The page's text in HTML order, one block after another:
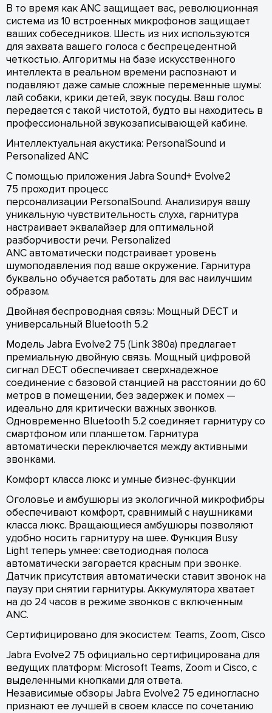
В то время как ANC защищает вас, революционная
система из 10 встроенных микрофонов защищает
ваших собеседников. Шесть из них используются
для захвата вашего голоса с беспрецедентной
четкостью. Алгоритмы на базе искусственного
интеллекта в реальном времени распознают и
подавляют даже самые сложные переменные шумы:
лай собаки, крики детей, звук посуды. Ваш голос
передается с такой чистотой, будто вы находитесь в
профессиональной звукозаписывающей кабине.
Интеллектуальная акустика: PersonalSound и
Personalized ANC
С помощью приложения Jabra Sound+ Evolve2
75 проходит процесс
персонализации PersonalSound. Анализируя вашу
уникальную чувствительность слуха, гарнитура
настраивает эквалайзер для оптимальной
разборчивости речи. Personalized
ANC автоматически подстраивает уровень
шумоподавления под ваше окружение. Гарнитура
буквально обучается работать для вас наилучшим
образом.
Двойная беспроводная связь: Мощный DECT и
универсальный Bluetooth 5.2
Модель Jabra Evolve2 75 (Link 380a) предлагает
премиальную двойную связь. Мощный цифровой
сигнал DECT обеспечивает сверхнадежное
соединение с базовой станцией на расстоянии до 60
метров в помещении, без задержек и помех —
идеально для критически важных звонков.
Одновременно Bluetooth 5.2 соединяет гарнитуру со
смартфоном или планшетом. Гарнитура
автоматически переключается между активными
звонками.
Комфорт класса люкс и умные бизнес-функции
Оголовье и амбушюры из экологичной микрофибры
обеспечивают комфорт, сравнимый с наушниками
класса люкс. Вращающиеся амбушюры позволяют
удобно носить гарнитуру на шее. Функция Busy
Light теперь умнее: светодиодная полоса
автоматически загорается красным при звонке.
Датчик присутствия автоматически ставит звонок на
паузу при снятии гарнитуры. Аккумулятора хватает
на до 24 часов в режиме звонков с включенным
ANC.
Сертифицировано для экосистем: Teams, Zoom, Cisco
Jabra Evolve2 75 официально сертифицирована для
ведущих платформ: Microsoft Teams, Zoom и Cisco, с
выделенными кнопками для ответа.
Независимые обзоры Jabra Evolve2 75 единогласно
признают ее лучшей в своем классе по сочетанию